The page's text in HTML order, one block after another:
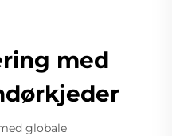
med
globale